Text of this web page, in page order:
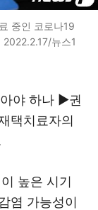
중인 코로나19
뉴스1
야 하나 ▶권
택치료자의
높은 시기
염 가능성이